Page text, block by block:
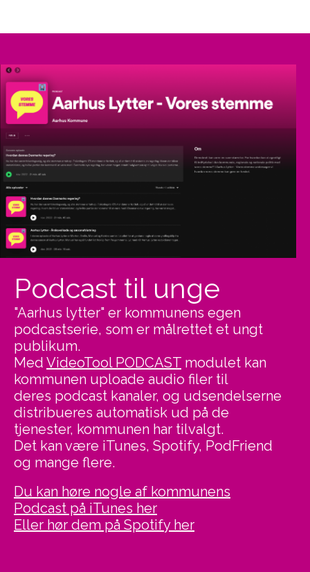
Podcast til unge
"Aarhus lytter" er kommunens egen
podcastserie, som er målrettet et ungt
publikum.
Med VideoTool PODCAST modulet kan
kommunen uploade audio filer til
deres podcast kanaler, og udsendelserne
distribueres automatisk ud på de
tjenester, kommunen har tilvalgt.
Det kan være iTunes, Spotify, PodFriend
og mange flere.
Du kan høre nogle af kommunens
Podcast på iTunes her
Eller hør dem på Spotify her